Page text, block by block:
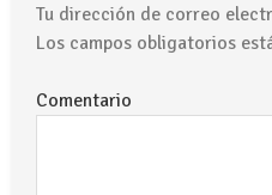
Tu dirección de correo
Los campos obligatorios
Comentario